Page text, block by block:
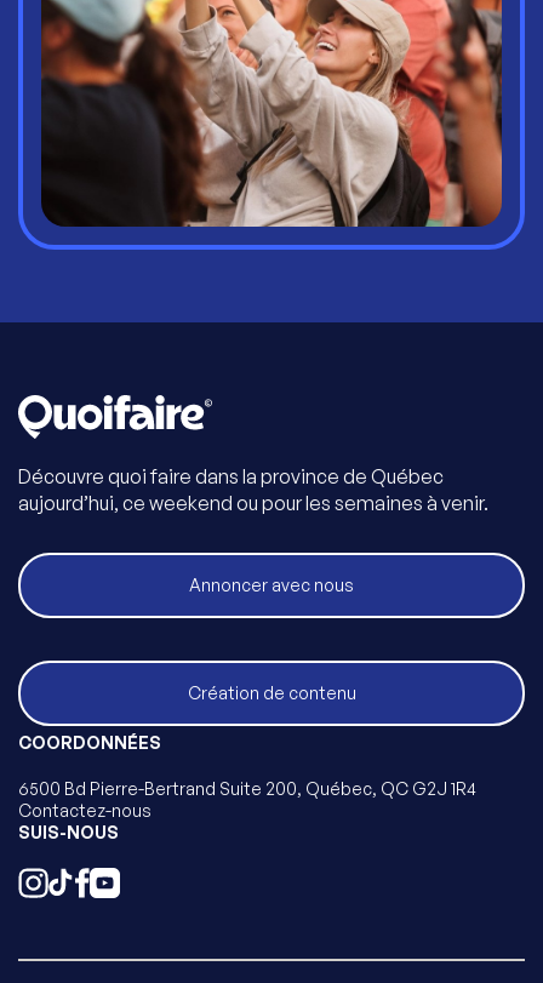
Découvre quoi faire dans la province de Québec
aujourd’hui, ce weekend ou pour les semaines à venir.
Annoncer avec nous
Création de contenu
COORDONNÉES
6500 Bd Pierre-Bertrand Suite 200, Québec, QC G2J 1R4
Contactez-nous
SUIS-NOUS